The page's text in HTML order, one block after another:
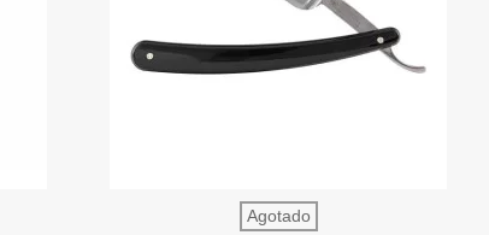
Agotado